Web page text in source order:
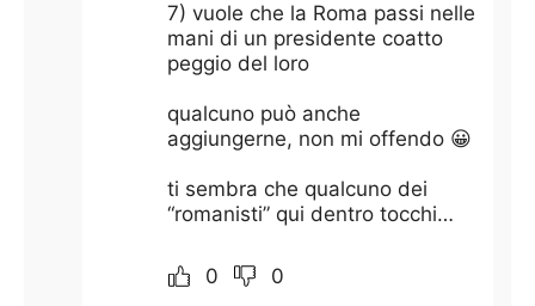
7) vuole che la Roma passi nelle
mani di un presidente coatto
peggio del loro
qualcuno può anche
aggiungerne, non mi offendo 😀
ti sembra che qualcuno dei
“romanisti” qui dentro tocchi…
0 0